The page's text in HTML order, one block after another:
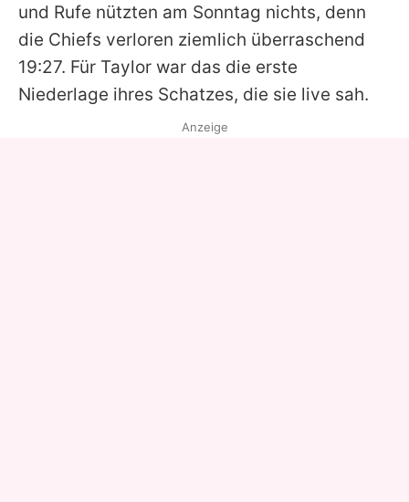
und Rufe nützten am Sonntag nichts, denn
die Chiefs verloren ziemlich überraschend
19:27. Für Taylor war das die erste
Niederlage ihres Schatzes, die sie live sah.
Anzeige